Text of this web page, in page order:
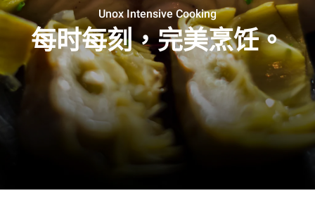
Unox Intensive Cooking
每时每刻，完美烹饪。